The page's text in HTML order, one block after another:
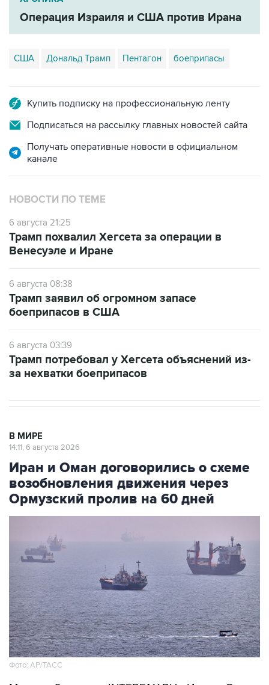
Операция Израиля и США против Ирана
США Дональд Трамп Пентагон боеприпасы
Купить подписку на профессиональную ленту
Подписаться на рассылку главных новостей сайта
Получать оперативные новости в официальном
канале
НОВОСТИ ПО ТЕМЕ
6 августа 21:25
Трамп похвалил Хегсета за операции в
Венесуэле и Иране
6 августа 08:38
Трамп заявил об огромном запасе
боеприпасов в США
6 августа 03:39
Трамп потребовал у Хегсета объяснений из-
за нехватки боеприпасов
В МИРЕ
14:11, 6 августа 2026
Иран и Оман договорились о схеме
возобновления движения через
Ормузский пролив на 60 дней
Фото: AP/ТАСС